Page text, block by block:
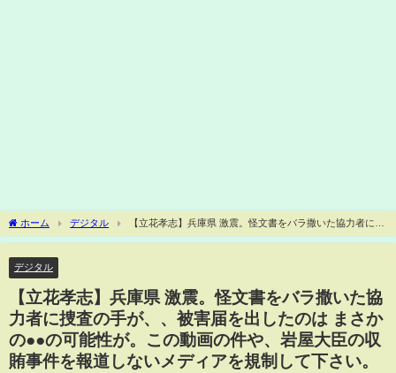
ホーム デジタル
【立花孝志】兵庫県 激震。怪文書をバラ撒いた協力者に捜
査の手が、、被害届を出したのは まさかの●●の可能性が。この動画の件や、岩屋大臣
デジタル
【立花孝志】兵庫県 激震。怪文書をバラ撒いた協
力者に捜査の手が、、被害届を出したのは まさか
の●●の可能性が。この動画の件や、岩屋大臣の収
賄事件を報道しないメディアを規制して下さい。